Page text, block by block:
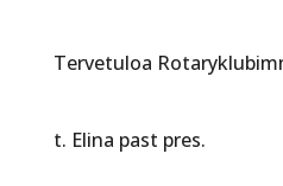
Tervetuloa
t. Elina past pres.